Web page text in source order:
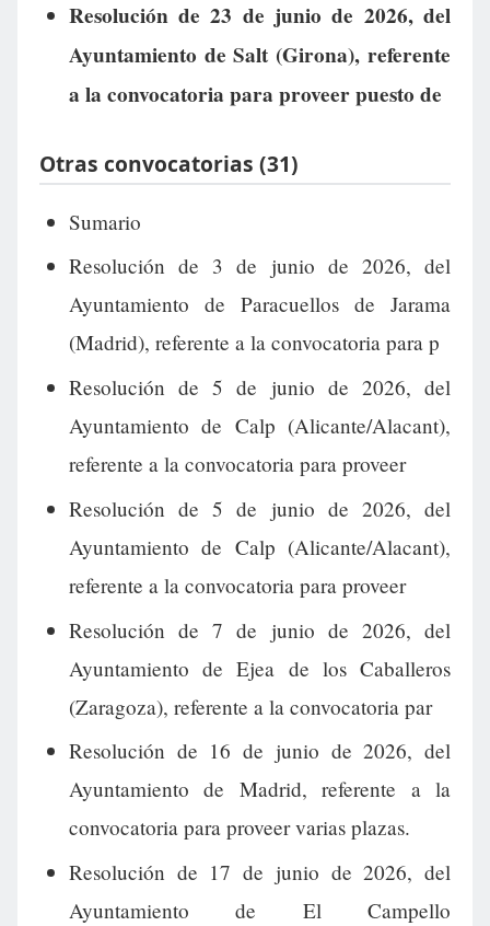
Resolución de 23 de junio de 2026, del
Ayuntamiento de Salt (Girona), referente
a la convocatoria para proveer puesto de
Otras convocatorias (31)
Sumario
Resolución de 3 de junio de 2026, del
Ayuntamiento de Paracuellos de Jarama
(Madrid), referente a la convocatoria para p
Resolución de 5 de junio de 2026, del
Ayuntamiento de Calp (Alicante/Alacant),
referente a la convocatoria para proveer
Resolución de 5 de junio de 2026, del
Ayuntamiento de Calp (Alicante/Alacant),
referente a la convocatoria para proveer
Resolución de 7 de junio de 2026, del
Ayuntamiento de Ejea de los Caballeros
(Zaragoza), referente a la convocatoria par
Resolución de 16 de junio de 2026, del
Ayuntamiento de Madrid, referente a la
convocatoria para proveer varias plazas.
Resolución de 17 de junio de 2026, del
Ayuntamiento de El Campello